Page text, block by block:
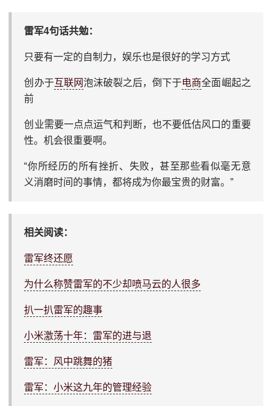
雷军4句话共勉：
只要有一定的自制力，娱乐也是很好的学习方式
创办于互联网泡沫破裂之后，倒下于电商全面崛起之
前
创业需要一点点运气和判断，也不要低估风口的重要
性。机会很重要啊。
“你所经历的所有挫折、失败，甚至那些看似毫无意
义消磨时间的事情，都将成为你最宝贵的财富。”
相关阅读：
雷军终还愿
为什么称赞雷军的不少却喷马云的人很多
扒一扒雷军的趣事
小米激荡十年：雷军的进与退
雷军：风中跳舞的猪
雷军：小米这九年的管理经验